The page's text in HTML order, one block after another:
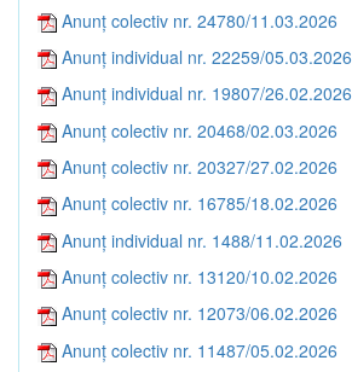
Anunț colectiv nr. 24780/11.03.2026
Anunț individual nr. 22259/05.03.2026
Anunț individual nr. 19807/26.02.2026
Anunț colectiv nr. 20468/02.03.2026
Anunț colectiv nr. 20327/27.02.2026
Anunț colectiv nr. 16785/18.02.2026
Anunț individual nr. 1488/11.02.2026
Anunț colectiv nr. 13120/10.02.2026
Anunț colectiv nr. 12073/06.02.2026
Anunț colectiv nr. 11487/05.02.2026